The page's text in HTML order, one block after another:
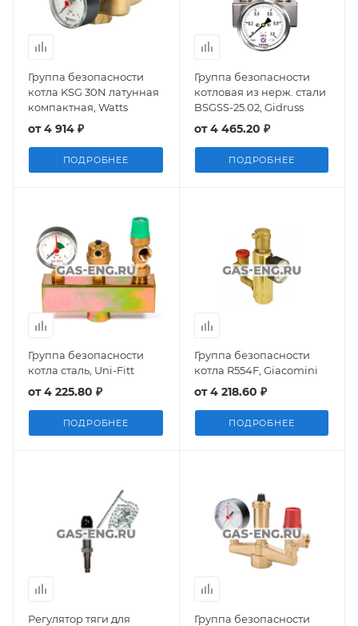
Группа безопасности
котла KSG 30N латунная
компактная, Watts
от4 914 ₽
ПОДРОБНЕЕ
Группа безопасности
котловая из нерж. стали
BSGSS-25.02, Gidruss
от4 465.20 ₽
ПОДРОБНЕЕ
Группа безопасности
котла сталь, Uni-Fitt
от4 225.80 ₽
ПОДРОБНЕЕ
Группа безопасности
котла R554F, Giacomini
от4 218.60 ₽
ПОДРОБНЕЕ
Регулятор тяги для
Группа безопасности